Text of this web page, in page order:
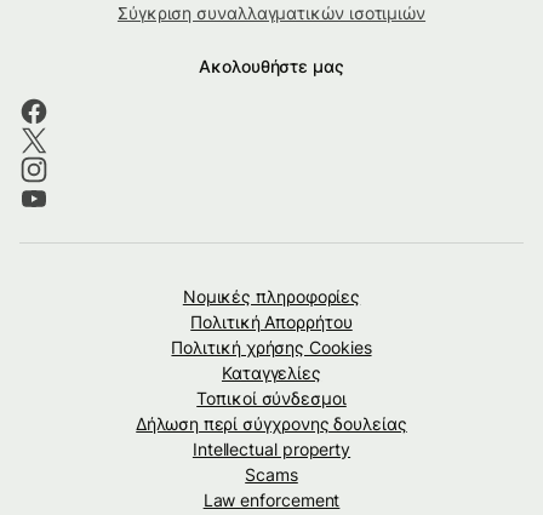
Σύγκριση συναλλαγματικών ισοτιμιών
Ακολουθήστε μας
Νομικές πληροφορίες
Πολιτική Απορρήτου
Πολιτική χρήσης Cookies
Καταγγελίες
Τοπικοί σύνδεσμοι
Δήλωση περί σύγχρονης δουλείας
Intellectual property
Scams
Law enforcement